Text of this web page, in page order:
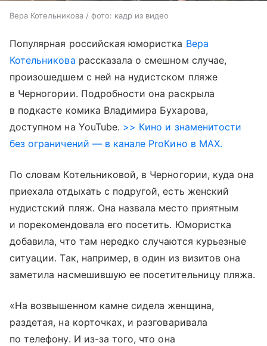
Вера Котельникова / фото: кадр из видео
Популярная российская юмористка Вера
Котельникова рассказала о смешном случае,
произошедшем с ней на нудистском пляже
в Черногории. Подробности она раскрыла
в подкасте комика Владимира Бухарова,
доступном на YouTube. >> Кино и знаменитости
без ограничений — в канале ProКино в MAX.
По словам Котельниковой, в Черногории, куда она
приехала отдыхать с подругой, есть женский
нудистский пляж. Она назвала место приятным
и порекомендовала его посетить. Юмористка
добавила, что там нередко случаются курьезные
ситуации. Так, например, в один из визитов она
заметила насмешившую ее посетительницу пляжа.
«На возвышенном камне сидела женщина,
раздетая, на корточках, и разговаривала
по телефону. И из-за того, что она